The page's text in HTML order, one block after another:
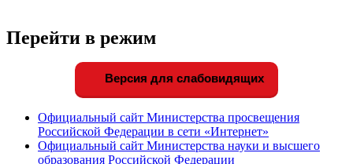
Перейти в режим
Версия для слабовидящих
Официальный сайт Министерства просвещения
Российской Федерации в сети «Интернет»
Официальный сайт Министерства науки и высшего
образования Российской Федерации